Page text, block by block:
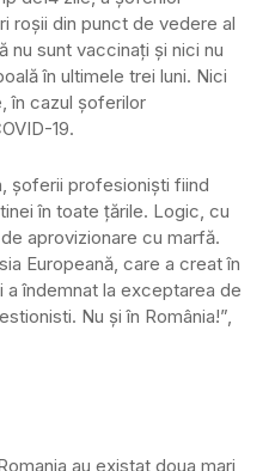
roșii din punct de vedere al
nu sunt vaccinați și nici nu
în ultimele trei luni. Nici
în cazul șoferilor
19.
șoferii profesioniști fiind
în toate țările. Logic, cu
aprovizionare cu marfă.
Europeană, care a creat în
a îndemnat la exceptarea de
Nu și în România!”,
au existat doua mari